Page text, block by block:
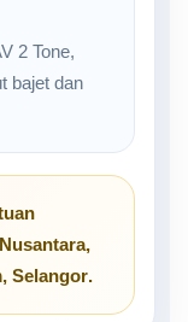
2 Tone,
bajet dan
,
Selangor.